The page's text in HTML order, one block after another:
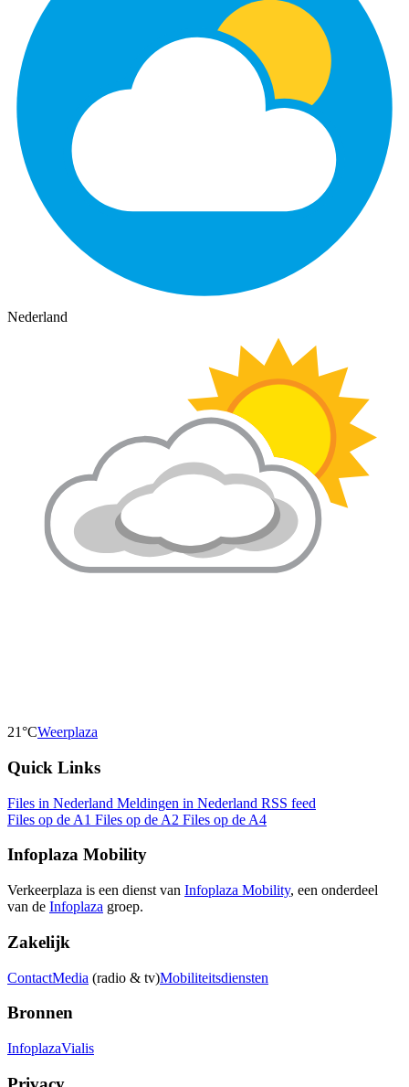
Nederland
21°CWeerplaza
Quick Links
Files in Nederland Meldingen in Nederland RSS feed
Files op de A1 Files op de A2 Files op de A4
Infoplaza Mobility
Verkeerplaza is een dienst van Infoplaza Mobility, een onderdeel
van de Infoplaza groep.
Zakelijk
ContactMedia (radio & tv)Mobiliteitsdiensten
Bronnen
InfoplazaVialis